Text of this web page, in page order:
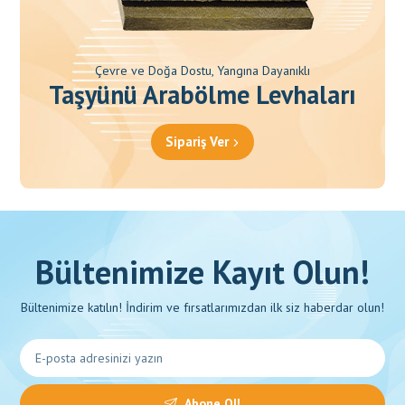
Çevre ve Doğa Dostu, Yangına Dayanıklı
Taşyünü Arabölme Levhaları
Sipariş Ver
Bültenimize Kayıt Olun!
Bültenimize katılın! İndirim ve fırsatlarımızdan ilk siz haberdar olun!